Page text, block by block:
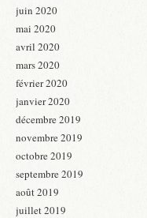
juin 2020
mai 2020
avril 2020
mars 2020
février 2020
janvier 2020
décembre 2019
novembre 2019
octobre 2019
septembre 2019
août 2019
juillet 2019